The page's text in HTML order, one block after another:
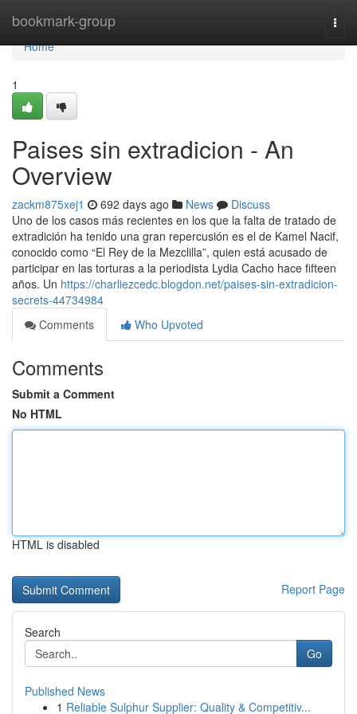
bookmark-group
Home
Home
1
Paises sin extradicion - An
Overview
zackm875xej1 692 days ago News
Discuss
Uno de los casos más recientes en los que la falta de tratado de
extradición ha tenido una gran repercusión es el de Kamel Nacif,
conocido como “El Rey de la Mezclilla”, quien está acusado de
participar en las torturas a la periodista Lydia Cacho hace fifteen
años. Un https://charliezcedc.blogdon.net/paises-sin-extradicion-
secrets-44734984
Comments
Who Upvoted
Comments
Submit a Comment
No HTML
HTML is disabled
Report Page
Search
Go
Published News
1 Reliable Sulphur Supplier: Quality & Competitiv...